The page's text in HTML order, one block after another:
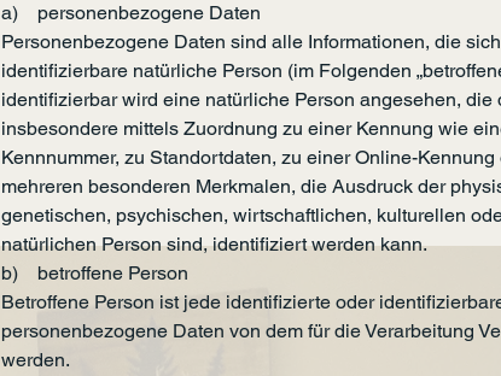
a) personenbezogene Daten
Personenbezogene Daten sind alle Informationen, die
identifizierbare natürliche Person (im Folgenden
identifizierbar wird eine natürliche Person angesehen, die
insbesondere mittels Zuordnung zu einer Kennung wie
Kennnummer, zu Standortdaten, zu einer Online-
mehreren besonderen Merkmalen, die Ausdruck der
genetischen, psychischen, wirtschaftlichen, kulturellen
natürlichen Person sind, identifiziert werden kann.
b) betroffene Person
Betroffene Person ist jede identifizierte oder
personenbezogene Daten von dem für die Verarbeitung
werden.